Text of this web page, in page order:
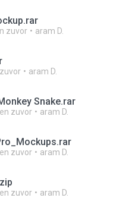
zuvor aram D.
aram D.
Snake.rar
zuvor aram D.
zuvor aram D.
zuvor aram D.